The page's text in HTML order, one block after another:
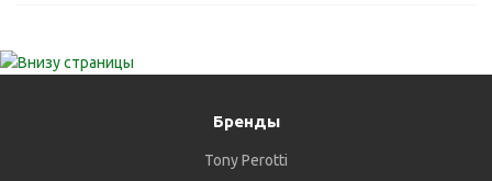
Бренды
Tony Perotti